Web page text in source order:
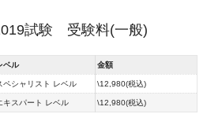
試験 受験料(一般)
ベル 金額
ペシャリスト レベル \12,980(税込)
キスパート レベル \12,980(税込)